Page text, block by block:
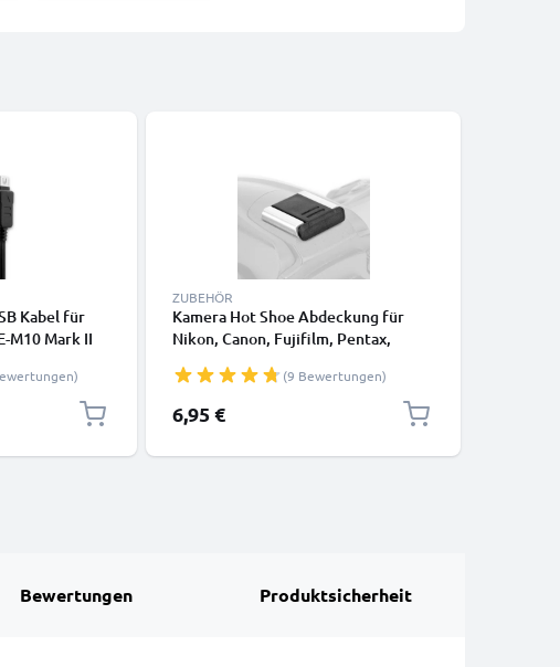
Kabel für
M10 Mark II
CB-USB8
ZUBEHÖR
Kamera Hot Shoe Abdeckung für
Nikon, Canon, Fujifilm, Pentax,
CELLONIC
(9 Bewertungen)
6,95 €
Bewertungen Produktsicherheit